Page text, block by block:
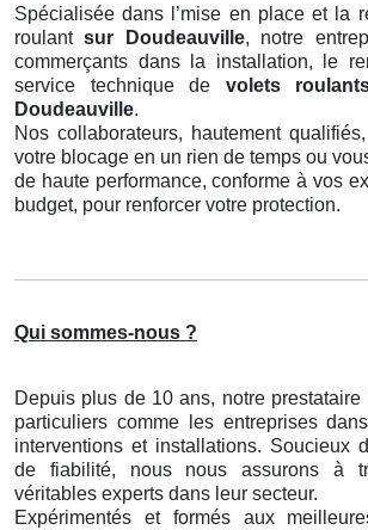
Spécialisée dans l’mise en place et la
roulantsur Doudeauville, notre
commerçants dans la installation, le
service technique de volets
Doudeauville.
Nos collaborateurs, hautement
votre blocage en un rien de temps ou
de haute performance, conforme à vos
budget, pour renforcer votre protection.
Qui sommes-nous ?
Depuis plus de 10 ans, notre
particuliers comme les entreprises
interventions et installations. Soucieux
de fiabilité, nous nous assurons à
véritables experts dans leur secteur.
Expérimentés et formés aux